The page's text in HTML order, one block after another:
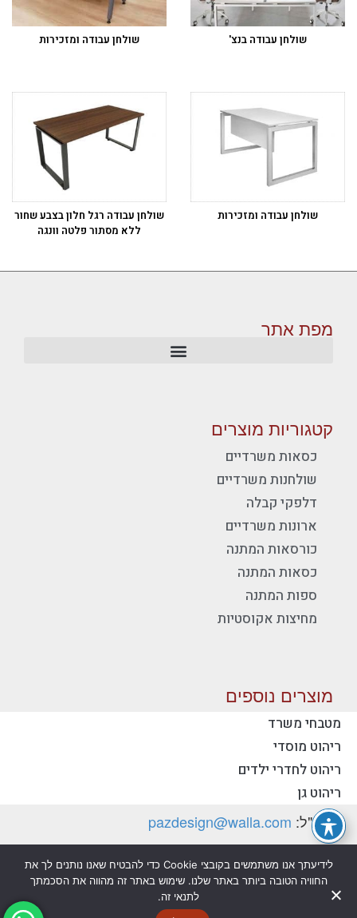
שולחן עבודה בנצ' שולחן עבודה ומזכירות
שולחן עבודה ומזכירות
שולחן עבודה רגל חלון בצבע שחור
ללא מסתור פלטה וונגה
מפת אתר
קטגוריות מוצרים
כסאות משרדיים
שולחנות משרדיים
דלפקי קבלה
ארונות משרדיים
כורסאות המתנה
כסאות המתנה
ספות המתנה
מחיצות אקוסטיות
מוצרים נוספים
מטבחי משרד
ריהוט מוסדי
ריהוט לחדרי ילדים
ריהוט גן
יצירת קשר - פז ריהוט משרדי
טלפון:
דוא"ל: pazdesign@walla.com
כתובת: יצחק רבין 35, קרית אונו 55510 (למשלוח
דואר בלבד)
לידיעתך אנו משתמשים בקובצי Cookie כדי להבטיח שאנו נותנים לך את
החוויה הטובה ביותר באתר שלנו. שימוש באתר זה מהווה את הסכמתך
לתנאי זה.